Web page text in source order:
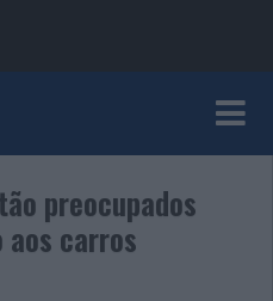
preocupados
aos carros